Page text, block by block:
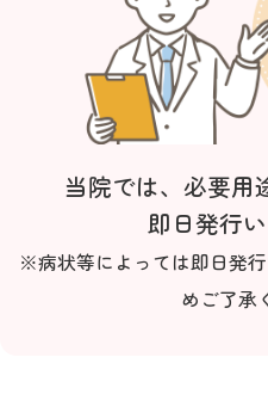
当院では、必要用
即日発行い
※病状等によっては即日発
めご了承